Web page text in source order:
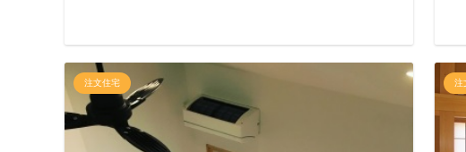
注文住宅 注